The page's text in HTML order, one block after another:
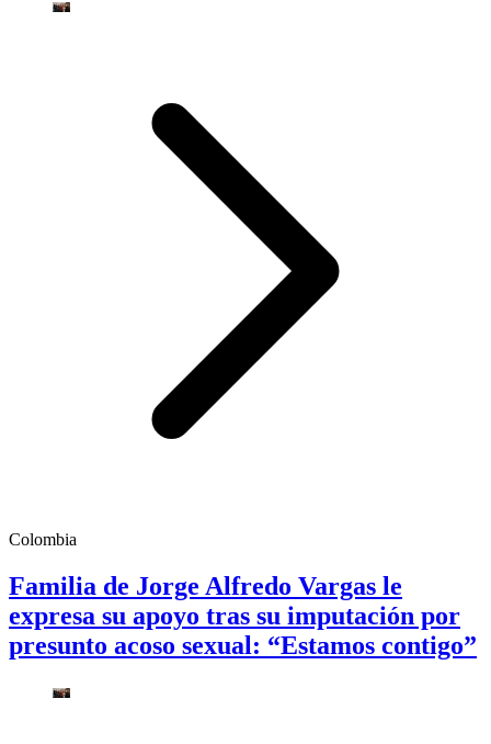
Colombia
Familia de Jorge Alfredo Vargas le
expresa su apoyo tras su imputación por
presunto acoso sexual: “Estamos contigo”